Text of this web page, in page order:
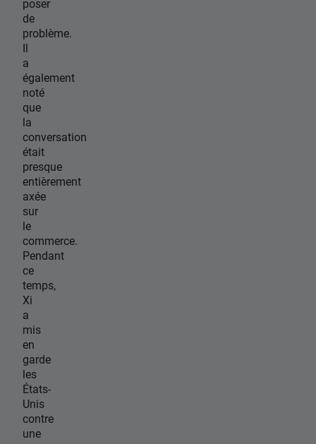
poser
de
problème.
Il
a
également
noté
que
la
conversation
était
presque
entièrement
axée
sur
le
commerce.
Pendant
ce
temps,
Xi
a
mis
en
garde
les
États-
Unis
contre
une